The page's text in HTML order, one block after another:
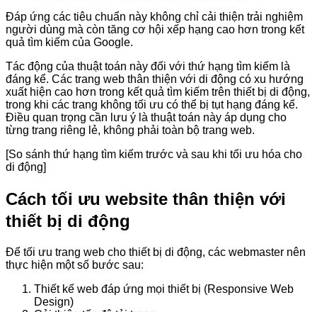
Đáp ứng các tiêu chuẩn này không chỉ cải thiện trải nghiệm
người dùng mà còn tăng cơ hội xếp hạng cao hơn trong kết
quả tìm kiếm của Google.
Tác động của thuật toán này đối với thứ hạng tìm kiếm là
đáng kể. Các trang web thân thiện với di động có xu hướng
xuất hiện cao hơn trong kết quả tìm kiếm trên thiết bị di động,
trong khi các trang không tối ưu có thể bị tụt hạng đáng kể.
Điều quan trọng cần lưu ý là thuật toán này áp dụng cho
từng trang riêng lẻ, không phải toàn bộ trang web.
[So sánh thứ hạng tìm kiếm trước và sau khi tối ưu hóa cho
di động]
Cách tối ưu website thân thiện với
thiết bị di động
Để tối ưu trang web cho thiết bị di động, các webmaster nên
thực hiện một số bước sau:
Thiết kế web đáp ứng mọi thiết bị (Responsive Web
Design)